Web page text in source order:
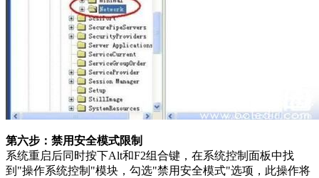
第六步：禁用安全模式限制
系统重启后同时按下Alt和F2组合键，在系统控制面板中找
到"操作系统控制"模块，勾选"禁用安全模式"选项，此操作将